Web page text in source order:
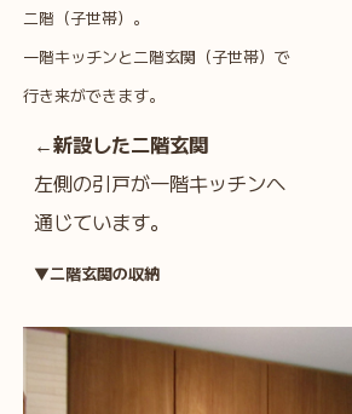
二階（子世帯）。
一階キッチンと二階玄関（子世帯）で
行き来ができます。
←新設した二階玄関
左側の引戸が一階キッチンへ
通じています。
▼二階玄関の収納